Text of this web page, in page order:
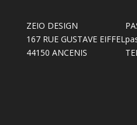
ZEIO DESIGN
167 RUE GUSTAVE EIFFEL
44150 ANCENIS